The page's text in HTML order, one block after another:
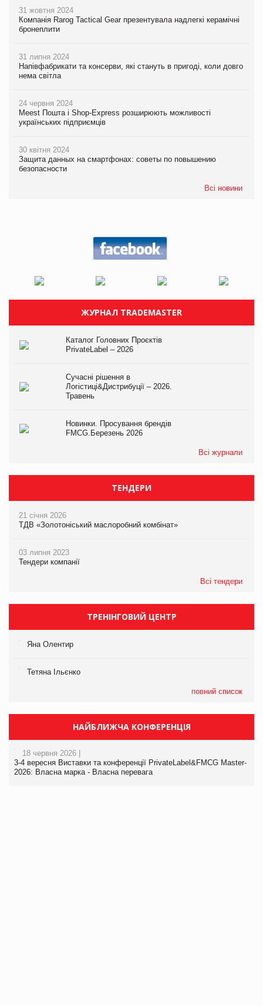
31 жовтня 2024
Компанія Rarog Tactical Gear презентувала надлегкі керамічні
бронеплити
31 липня 2024
Напівфабрикати та консерви, які стануть в пригоді, коли довго
нема світла
24 червня 2024
Meest Пошта і Shop-Express розширюють можливості
українських підприємців
30 квітня 2024
Защита данных на смартфонах: советы по повышению
безопасности
Всі новини
ЖУРНАЛ TRADEMASTER
Каталог Головних Проєктів
PrivateLabel – 2026
Сучасні рішення в
Логістиці&Дистрибуції – 2026.
Травень
Новинки. Просування брендів
FMCG.Березень 2026
Всі журнали
ТЕНДЕРИ
21 січня 2026
ТДВ «Золотоніський маслоробний комбінат»
03 липня 2023
Тендери компанії
Всі тендери
ТРЕНІНГОВИЙ ЦЕНТР
Яна Олентир
Тетяна Ільєнко
повний список
НАЙБЛИЖЧА КОНФЕРЕНЦІЯ
18 червня 2026 |
3-4 вересня Виставки та конференції PrivateLabel&FMCG Master-
2026: Власна марка - Власна перевага